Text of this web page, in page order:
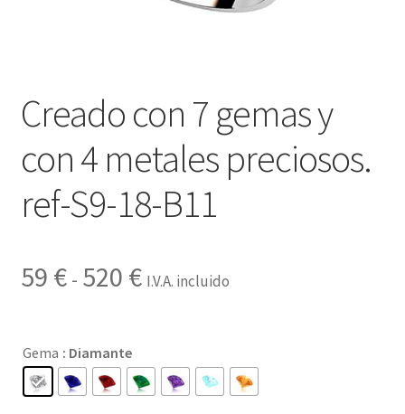
Creado con 7 gemas y
con 4 metales preciosos.
ref-S9-18-B11
59 € - 520 €Rango
desde
59 €
I.V.A. incluido
Gema : Diamante